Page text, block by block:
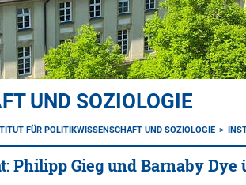
UND SOZIOLOGIE
FÜR POLITIKWISSENSCHAFT UND SOZIOLOGIE
Philipp Gieg und Barnaby